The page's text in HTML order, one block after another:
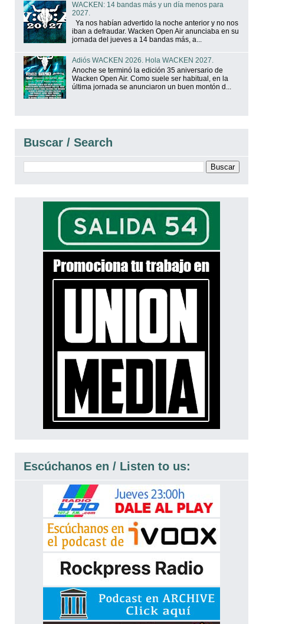
WACKEN: 14 bandas más y un día menos para
2027.
Ya nos habían advertido la noche anterior y no nos
iban a defraudar. Wacken Open Air anunciaba en su
jornada del jueves a 14 bandas más, a...
Adiós WACKEN 2026. Hola WACKEN 2027.
Anoche se terminó la edición 35 aniversario de
Wacken Open Air. Como suele ser habitual, en la
última jornada se anunciaron un buen montón d...
Buscar / Search
Escúchanos en / Listen to us: